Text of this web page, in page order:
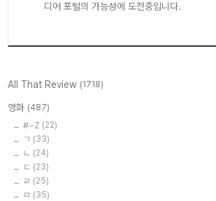
디어 포털의 가능성에 도전중입니다.
All That Review (1718)
영화 (487)
#~Z (22)
ㄱ (33)
ㄴ (24)
ㄷ (23)
ㄹ (25)
ㅁ (35)